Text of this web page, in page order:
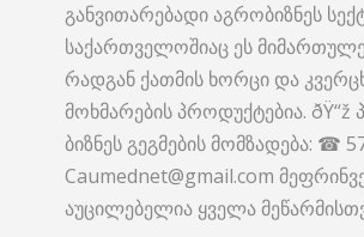
განვითარებადი აგრობიზნეს
საქართველოშიაც ეს
რადგან ქათმის ხორცი და
მოხმარების პროდუქტებია.
ბიზნეს გეგმების მომზადება: ☎
Caumednet@gmail.com
აუცილებელია ყველა